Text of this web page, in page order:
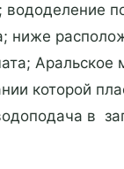
вододеление
ниже
Аральское
которой
в